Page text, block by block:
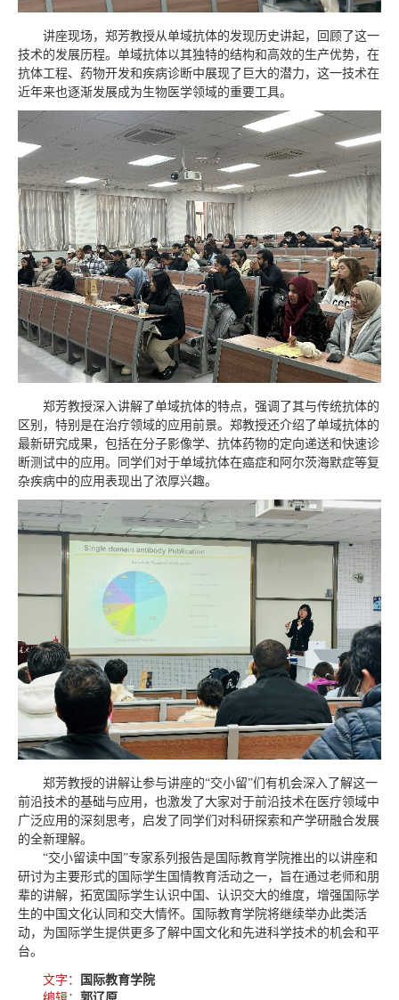
讲座现场，郑芳教授从单域抗体的发现历史讲起，回顾了这一
技术的发展历程。单域抗体以其独特的结构和高效的生产优势，在
抗体工程、药物开发和疾病诊断中展现了巨大的潜力， 这一技术在
近年来也逐渐发展成为生物医学领域的重要工具。
郑芳教授深入讲解了单域抗体的特点，强调了其与传统抗体的
区别，特别是在治疗领域的应用前景。郑教授还介绍了单域抗体的
最新研究成果，包括在分子影像学、抗体药物的定向递送和快速诊
断测试中的应用。同学们对于单域抗体在癌症和阿尔茨海默症等复
杂疾病中的应用表现出了浓厚兴趣。
郑芳教授的讲解让参与讲座的“交小留”们有机会深入了解这一
前沿技术的基础与应用，也激发了大家对于前沿技术在医疗领域中
广泛应用的深刻思考，启发了同学们对科研探索和产学研融合发展
的全新理解。
“交小留读中国”专家系列报告是国际教育学院推出的以讲座和
研讨为主要形式的国际学生国情教育活动之一，旨在通过老师和朋
辈的讲解，拓宽国际学生认识中国、认识交大的维度，增强国际学
生的中国文化认同和交大情怀。国际教育学院将继续举办此类活
动，为国际学生提供更多了解中国文化和先进科学技术的机会和平
台。
文字：
国际教育学院